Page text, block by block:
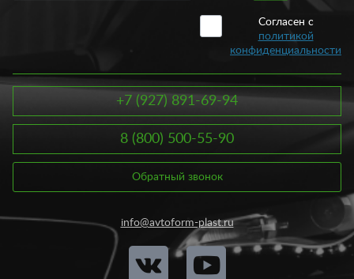
Согласен с
политикой
конфиденциальности
+7 (927) 891-69-94
8 (800) 500-55-90
Обратный звонок
info@avtoform-plast.ru